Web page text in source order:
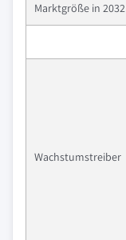
Marktgröße in 2032
Wachstumstreiber